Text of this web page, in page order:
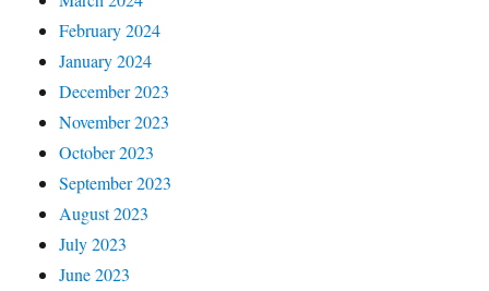
February 2024
January 2024
December 2023
November 2023
October 2023
September 2023
August 2023
July 2023
June 2023